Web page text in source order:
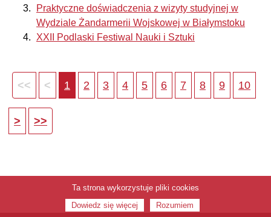
Praktyczne doświadczenia z wizyty studyjnej w
Wydziale Żandarmerii Wojskowej w Białymstoku
XXII Podlaski Festiwal Nauki i Sztuki
1 2 3 4 5 6 7 8 9 10
Ta strona wykorzystuje pliki cookies
Dowiedz się więcej
Rozumiem